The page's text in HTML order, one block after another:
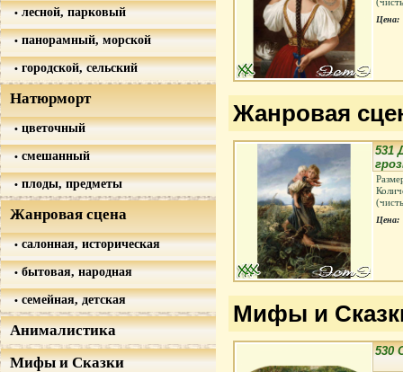
лесной, парковый
панорамный, морской
городской, сельский
Натюрморт
цветочный
смешанный
плоды, предметы
Жанровая сцена
салонная, историческая
бытовая, народная
семейная, детская
Анималистика
Мифы и Сказки
Цена:
Жанровая
531
Цена:
Мифы и
530